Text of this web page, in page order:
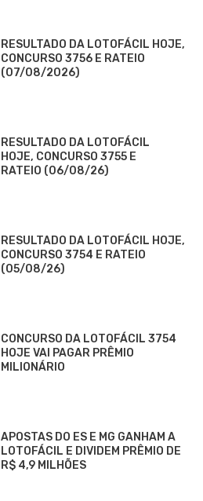
RESULTADO DA LOTOFÁCIL HOJE,
CONCURSO 3756 E RATEIO
(07/08/2026)
RESULTADO DA LOTOFÁCIL
HOJE, CONCURSO 3755 E
RATEIO (06/08/26)
RESULTADO DA LOTOFÁCIL HOJE,
CONCURSO 3754 E RATEIO
(05/08/26)
CONCURSO DA LOTOFÁCIL 3754
HOJE VAI PAGAR PRÊMIO
MILIONÁRIO
APOSTAS DO ES E MG GANHAM A
LOTOFÁCIL E DIVIDEM PRÊMIO DE
R$ 4,9 MILHÕES